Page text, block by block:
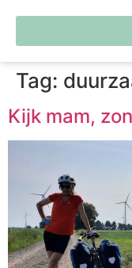
Tag:
Kijk mam,